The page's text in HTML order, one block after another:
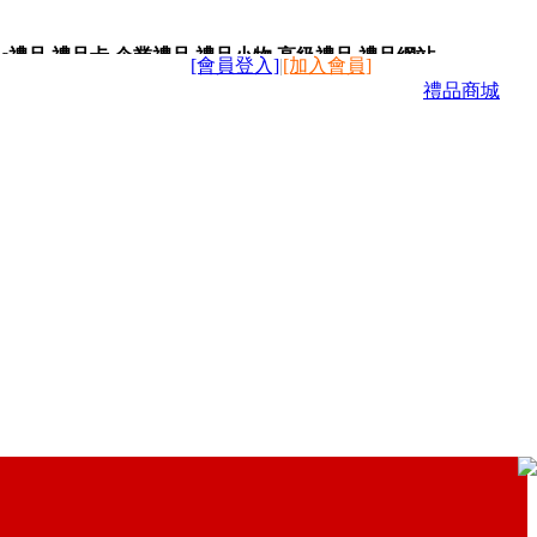
,禮品卡,企業禮品,禮品小物,高級禮品,禮品網站。
禮品商城
[會員登入]|[加入會員]